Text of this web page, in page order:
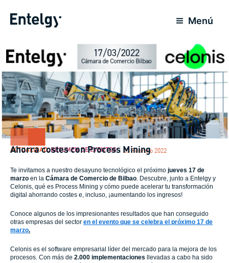
Menú
ACTUALIDAD,RESUMEN DE EVENTOS 23 Febrero 2022
Ahorra costes con Process Mining
Te invitamos a nuestro desayuno tecnológico el próximo jueves 17 de
marzo en la Cámara de Comercio de Bilbao. Descubre, junto a Entelgy y
Celonis, qué es Process Mining y cómo puede acelerar tu transformación
digital ahorrando costes e, incluso, ¡aumentando los ingresos!
Conoce algunos de los impresionantes resultados que han conseguido
otras empresas del sector en el evento que se celebra el próximo 17 de
marzo.
Celonis es el software empresarial líder del mercado para la mejora de los
procesos. Con más de 2.000 implementaciones llevadas a cabo ha sido